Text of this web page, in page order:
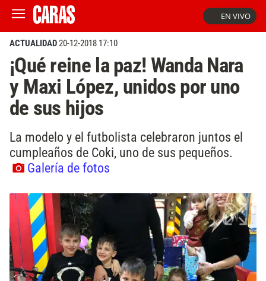
EN VIVO
ACTUALIDAD20-12-2018 17:10
¡Qué reine la paz! Wanda Nara
y Maxi López, unidos por uno
de sus hijos
La modelo y el futbolista celebraron juntos el
cumpleaños de Coki, uno de sus pequeños.
Galería de fotos